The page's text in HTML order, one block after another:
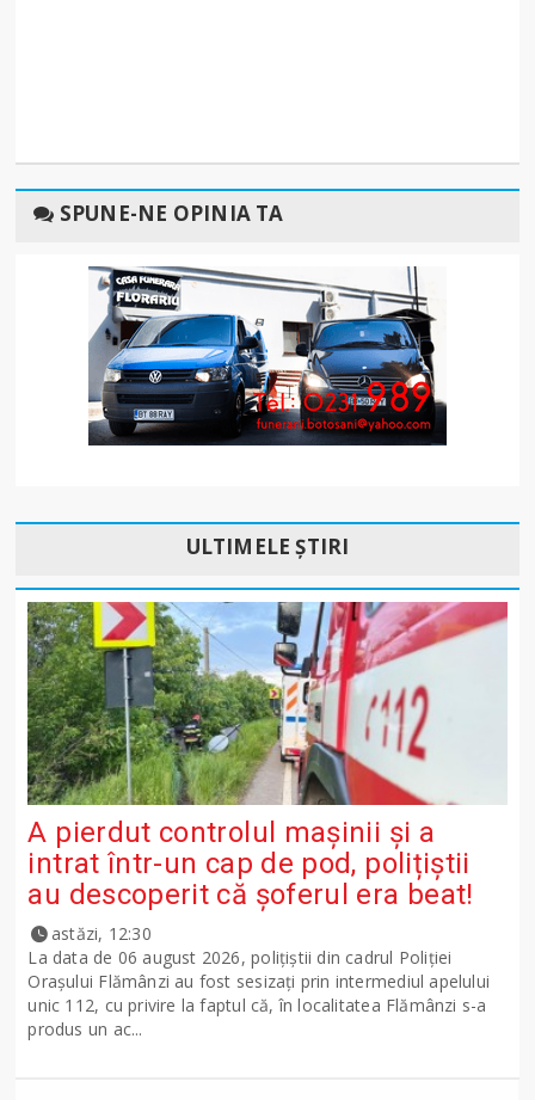
SPUNE-NE OPINIA TA
ULTIMELE ȘTIRI
A pierdut controlul mașinii și a
intrat într-un cap de pod, polițiștii
au descoperit că șoferul era beat!
astăzi, 12:30
La data de 06 august 2026, polițiștii din cadrul Poliției
Orașului Flămânzi au fost sesizați prin intermediul apelului
unic 112, cu privire la faptul că, în localitatea Flămânzi s-a
produs un ac...